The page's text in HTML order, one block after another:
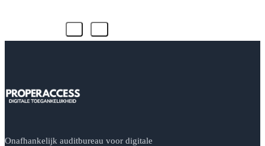
Onafhankelijk auditbureau voor digitale